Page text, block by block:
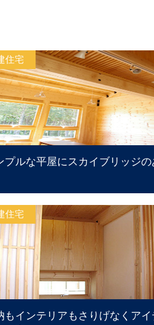
住宅
プルな平屋にスカイブリッジの
住宅
もインテリアもさりげなくアイ